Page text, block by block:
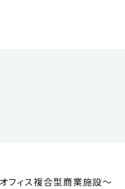
フィス複合型商業施設～